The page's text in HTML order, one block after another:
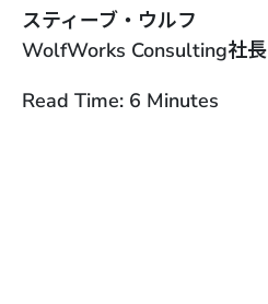
スティーブ・ウルフ
WolfWorks Consulting社長
Read Time: 6 Minutes